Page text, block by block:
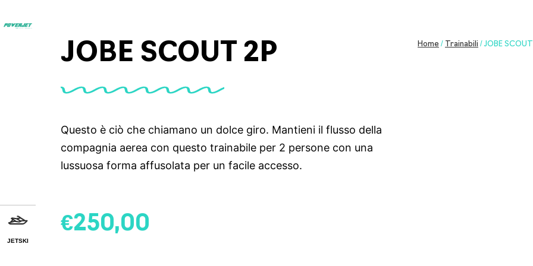
JETSKI
JOBE SCOUT 2P
Questo è ciò che chiamano un dolce giro. Mantieni il flusso della
compagnia aerea con questo trainabile per 2 persone con una
lussuosa forma affusolata per un facile accesso.
€250,00
Home / Trainabili / JOBE